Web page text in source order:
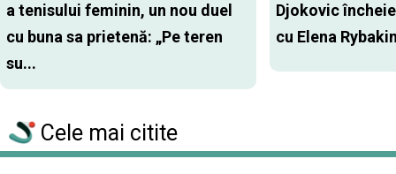
a tenisului feminin, un nou duel
cu buna sa prietenă: „Pe teren
su...
Djokovic
cu Elena
Cele mai citite